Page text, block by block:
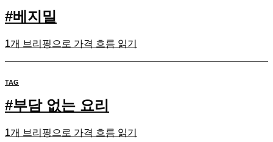
#베지밀
1개 브리핑으로 가격 흐름 읽기
TAG
#부담 없는 요리
1개 브리핑으로 가격 흐름 읽기